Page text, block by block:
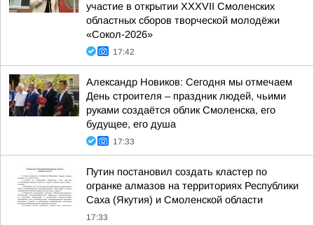
участие в открытии XXXVII Смоленских
областных сборов творческой молодёжи
«Сокол-2026»
17:42
Александр Новиков: Сегодня мы отмечаем
День строителя – праздник людей, чьими
руками создаётся облик Смоленска, его
будущее, его душа
17:33
Путин постановил создать кластер по
огранке алмазов на территориях Республики
Саха (Якутия) и Смоленской области
17:33